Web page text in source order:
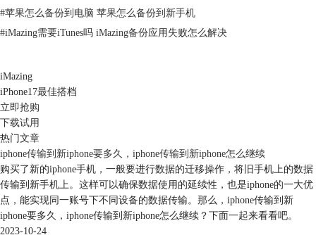
然后，如图3所示，在通用设置中，将屏幕拉到底部，点击“传输或还原
iphone”功能。
#苹果怎么备份到电脑 苹果怎么备份到新手机
#iMazing需要iTunes吗 iMazing备份应用失败怎么解决
iMazing
iPhone17最佳搭档
立即抢购
下载试用
热门文章
iphone传输到新iphone要多久，iphone传输到新iphone怎么继续
购买了新的iphone手机，一般要进行数据的迁移操作，将旧手机上的数据
传输到新手机上。这样可以确保数据使用的延续性，也是iphone的一大优
点，能实现同一账号下不同设备的数据传输。那么，iphone传输到新
iphone要多久，iphone传输到新iphone怎么继续？下面一起来看看吧。
2023-10-24